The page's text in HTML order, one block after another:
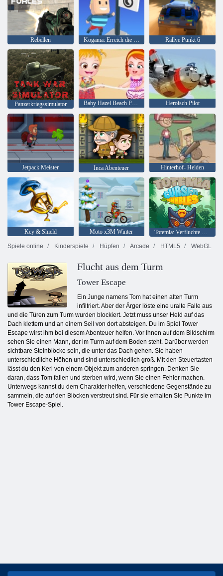
Rebellen Kogama: Erreich die Flagge Rallye Punkt 6
Panzerkriegssimulator Baby Hazel Beach Party Heroisch Pilot
Jetpack Meister Inca Abenteuer Hinterhof- Helden
Key & Shield Moto x3M Winter
Totemia: Verfluchte Murmeln
Spiele online
Kinderspiele Hüpfen Arcade HTML5 WebGL
Flucht aus dem Turm
Tower Escape
Ein Junge namens Tom hat einen alten Turm
infiltriert. Aber der Ärger löste eine uralte Falle aus
und die Türen zum Turm wurden blockiert. Jetzt muss unser Held auf das
Dach klettern und an einem Seil von dort absteigen. Du im Spiel Tower
Escape wirst ihm bei diesem Abenteuer helfen. Vor Ihnen auf dem Bildschirm
sehen Sie einen Mann, der im Turm auf dem Boden steht. Darüber werden
sichtbare Steinblöcke sein, die unter das Dach gehen. Sie haben
unterschiedliche Höhen und sind unterschiedlich groß. Mit den Steuertasten
lässt du den Kerl von einem Objekt zum anderen springen. Denken Sie
daran, dass Tom fallen und sterben wird, wenn Sie einen Fehler machen.
Unterwegs kannst du dem Charakter helfen, verschiedene Gegenstände zu
sammeln, die auf den Blöcken verstreut sind. Für sie erhalten Sie Punkte im
Tower Escape-Spiel.